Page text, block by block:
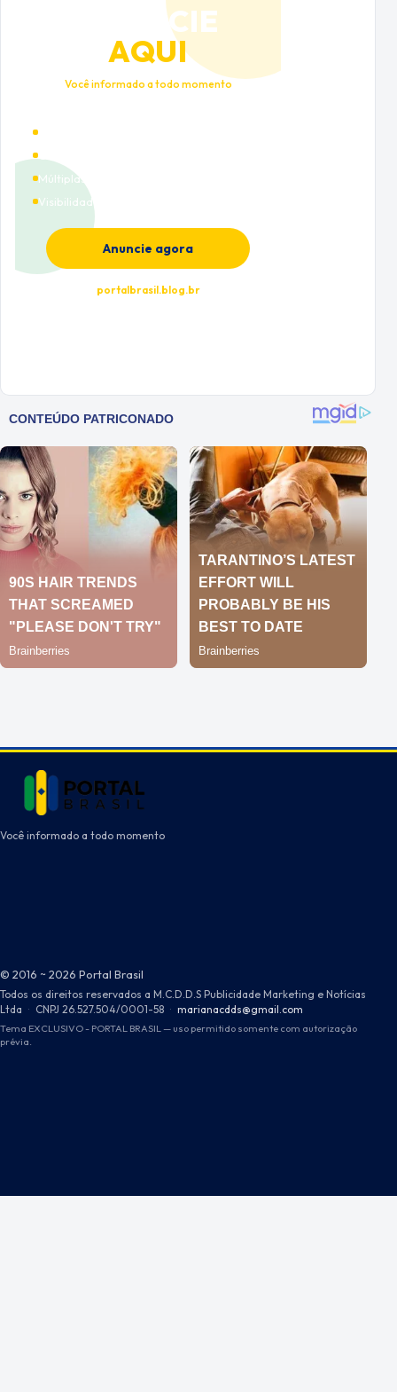
ANUNCIE
AQUI
Você informado a todo momento
Múltiplas categorias
Visibilidade premium
Anuncie agora
portalbrasil.blog.br
Você informado a todo momento
© 2016 ~ 2026 Portal Brasil
Todos os direitos reservados a M.C.D.D.S Publicidade Marketing e Notícias
Ltda · CNPJ 26.527.504/0001-58 · marianacdds@gmail.com
Tema EXCLUSIVO - PORTAL BRASIL — uso permitido somente com autorização
prévia.